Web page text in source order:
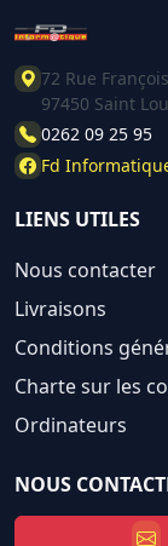
72 Rue
97450 Saint
0262 09 25 95
Fd
LIENS UTILES
Nous contacter
Livraisons
Conditions
Charte sur les
Ordinateurs
NOUS